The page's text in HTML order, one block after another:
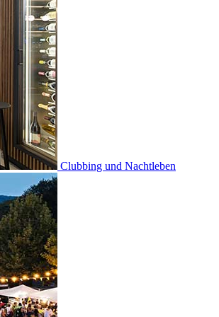
Clubbing und Nachtleben